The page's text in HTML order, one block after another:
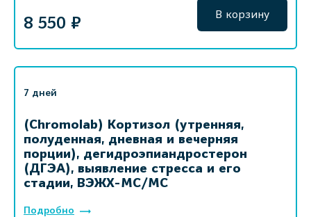
8 550 ₽ В корзину
7 дней
(Chromolab) Кортизол (утренняя,
полуденная, дневная и вечерняя
порции), дегидроэпиандростерон
(ДГЭА), выявление стресса и его
стадии, ВЭЖХ-МС/МС
Подробно